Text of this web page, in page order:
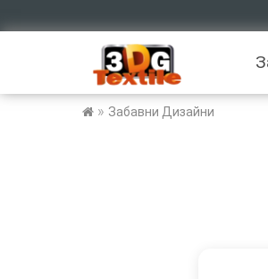
» Забавни Дизайни